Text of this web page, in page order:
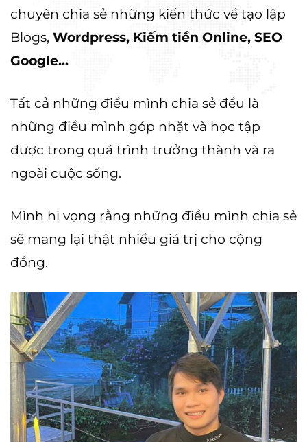
chuyên chia sẻ những kiến thức về tạo lập
Blogs, Wordpress, Kiếm tiền Online, SEO
Google...
Tất cả những điều mình chia sẻ đều là
những điều mình góp nhặt và học tập
được trong quá trình trưởng thành và ra
ngoài cuộc sống.
Mình hi vọng rằng những điều mình chia sẻ
sẽ mang lại thật nhiều giá trị cho cộng
đồng.